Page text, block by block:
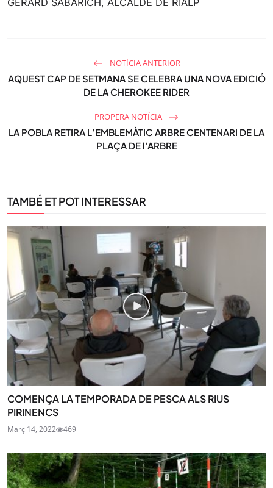
NOTÍCIA ANTERIOR
AQUEST CAP DE SETMANA SE CELEBRA UNA NOVA EDICIÓ
DE LA CHEROKEE RIDER
PROPERA NOTÍCIA
LA POBLA RETIRA L’EMBLEMÀTIC ARBRE CENTENARI DE LA
PLAÇA DE l’ARBRE
TAMBÉ ET POT INTERESSAR
COMENÇA LA TEMPORADA DE PESCA ALS RIUS
PIRINENCS
Març 14, 2022 469